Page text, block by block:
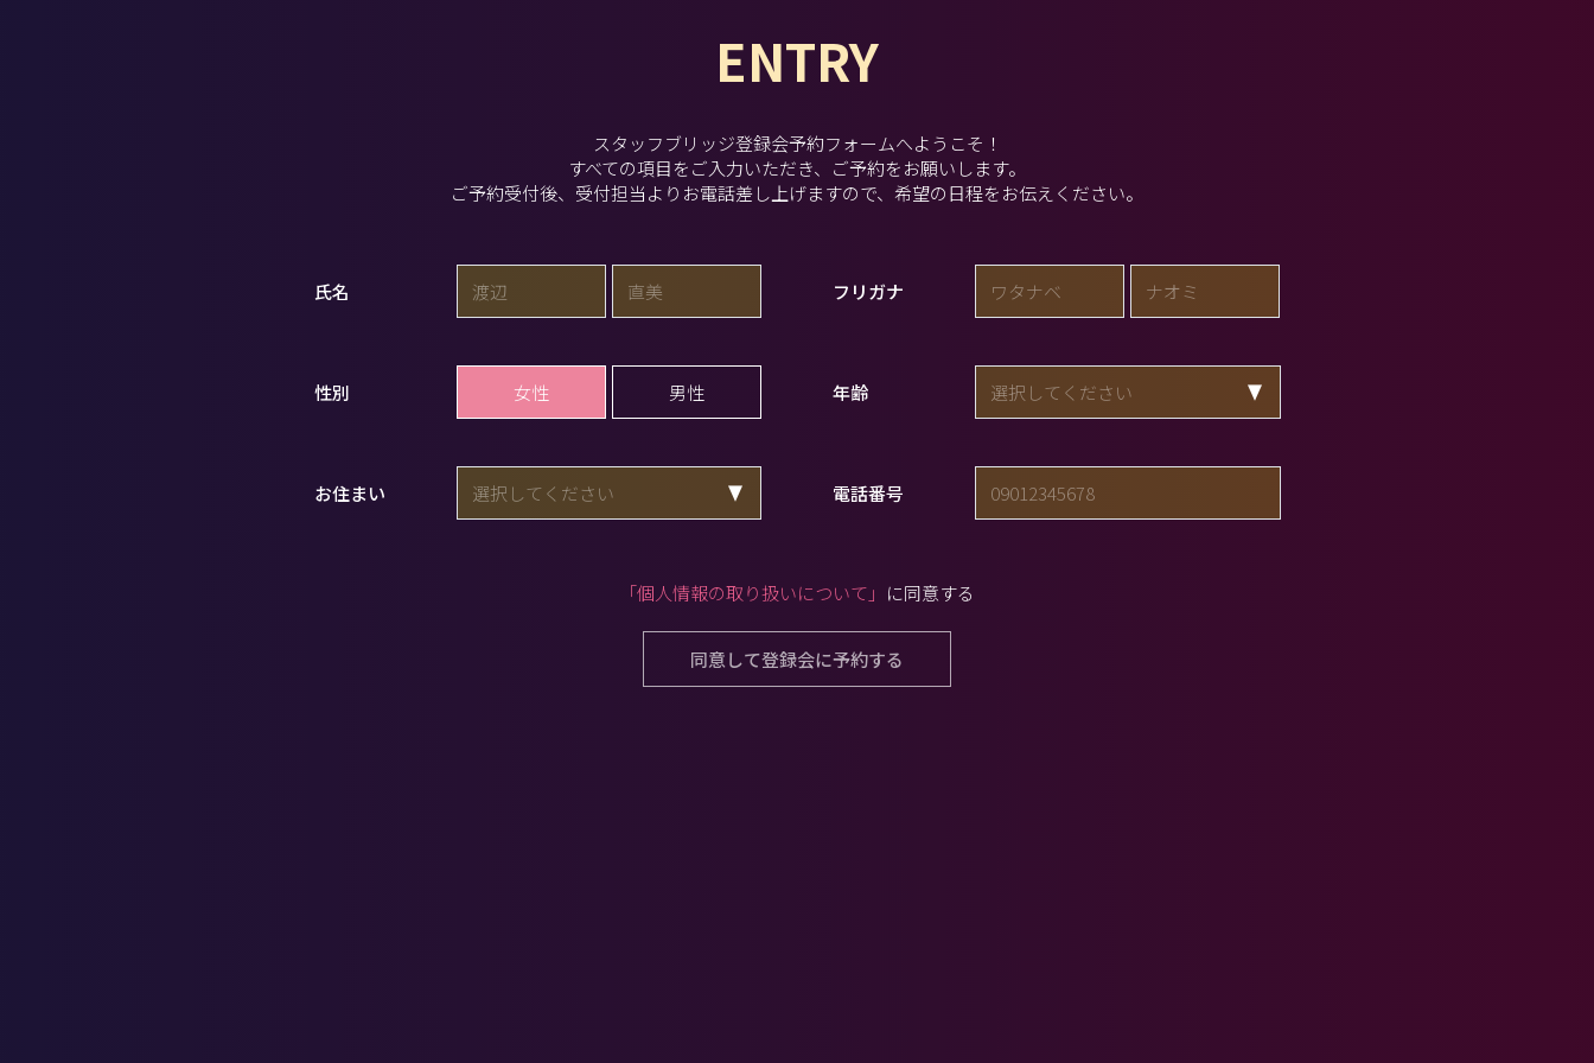
ENTRY
スタッフブリッジ登録会予約フォームへようこそ！
すべての項目をご入力いただき、ご予約をお願いします。
ご予約受付後、受付担当よりお電話差し上げますので、希望の日程をお伝えください。
氏名 フリガナ
性別 女性 男性 年齢
お住まい 電話番号
「個人情報の取り扱いについて」 に同意する
同意して登録会に予約する